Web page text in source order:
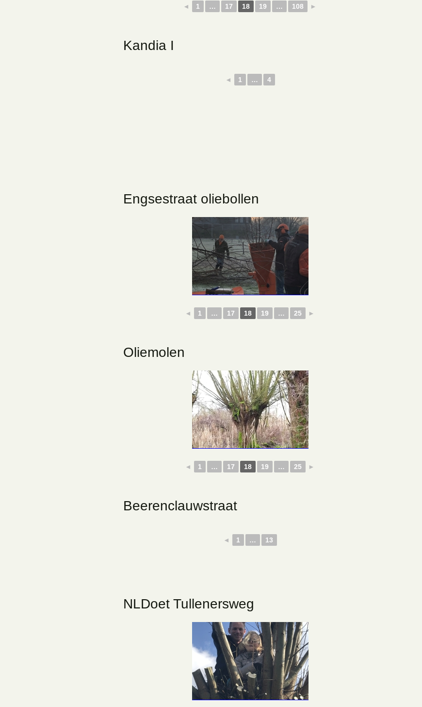
◄ 1 … 17 18 19 … 108 ►
Kandia I
◄ 1 … 4
Engsestraat oliebollen
◄ 1 … 17 18 19 … 25 ►
Oliemolen
◄ 1 … 17 18 19 … 25 ►
Beerenclauwstraat
◄ 1 … 13
NLDoet Tullenersweg